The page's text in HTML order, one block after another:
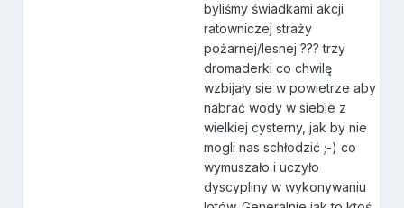
byliśmy świadkami akcji
ratowniczej straży
pożarnej/lesnej ??? trzy
dromaderki co chwilę
wzbijały sie w powietrze aby
nabrać wody w siebie z
wielkiej cysterny, jak by nie
mogli nas schłodzić ;-) co
wymuszało i uczyło
dyscypliny w wykonywaniu